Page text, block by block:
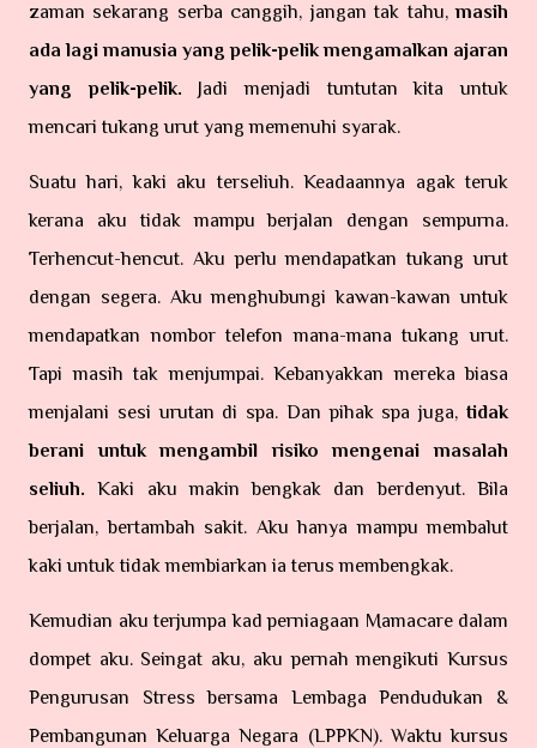
zaman sekarang serba canggih, jangan tak tahu,masih
ada lagi manusia yang pelik-pelik mengamalkan ajaran
yang pelik-pelik. Jadi menjadi tuntutan kita untuk
mencari tukang urut yang memenuhi syarak.
Suatu hari, kaki aku terseliuh. Keadaannya agak teruk
kerana aku tidak mampu berjalan dengan sempurna.
Terhencut-hencut. Aku perlu mendapatkan tukang urut
dengan segera. Aku menghubungi kawan-kawan untuk
mendapatkan nombor telefon mana-mana tukang urut.
Tapi masih tak menjumpai. Kebanyakkan mereka biasa
menjalani sesi urutan di spa. Dan pihak spa juga, tidak
berani untuk mengambil risiko mengenai masalah
seliuh. Kaki aku makin bengkak dan berdenyut. Bila
berjalan, bertambah sakit. Aku hanya mampu membalut
kaki untuk tidak membiarkan ia terus membengkak.
Kemudian aku terjumpa kad perniagaan Mamacare dalam
dompet aku. Seingat aku, aku pernah mengikuti Kursus
Pengurusan Stress bersama Lembaga Pendudukan &
Pembangunan Keluarga Negara (LPPKN). Waktu kursus